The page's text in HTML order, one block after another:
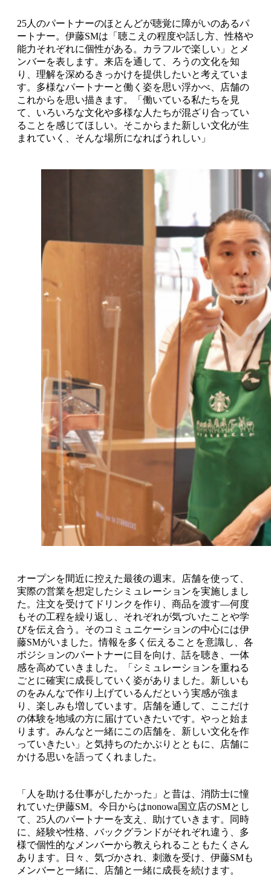
25人のパートナーのほとんどが聴覚に障がいのあるパ
ートナー。伊藤SMは「聴こえの程度や話し方、性格や
能力それぞれに個性がある。カラフルで楽しい」とメ
ンバーを表します。来店を通して、ろうの文化を知
り、理解を深めるきっかけを提供したいと考えていま
す。多様なパートナーと働く姿を思い浮かべ、店舗の
これからを思い描きます。「働いている私たちを見
て、いろいろな文化や多様な人たちが混ざり合ってい
ることを感じてほしい。そこからまた新しい文化が生
まれていく、そんな場所になればうれしい」
オープンを間近に控えた最後の週末。店舗を使って、
実際の営業を想定したシミュレーションを実施しまし
た。注文を受けてドリンクを作り、商品を渡す―何度
もその工程を繰り返し、それぞれが気づいたことや学
びを伝え合う。そのコミュニケーションの中心には伊
藤SMがいました。情報を多く伝えることを意識し、各
ポジションのパートナーに目を向け、話を聴き、一体
感を高めていきました。「シミュレーションを重ねる
ごとに確実に成長していく姿がありました。新しいも
のをみんなで作り上げているんだという実感が強ま
り、楽しみも増しています。店舗を通して、ここだけ
の体験を地域の方に届けていきたいです。やっと始ま
ります。みんなと一緒にこの店舗を、新しい文化を作
っていきたい」と気持ちのたかぶりとともに、店舗に
かける思いを語ってくれました。
「人を助ける仕事がしたかった」と昔は、消防士に憧
れていた伊藤SM。今日からはnonowa国立店のSMとし
て、25人のパートナーを支え、助けていきます。同時
に、経験や性格、バックグランドがそれぞれ違う、多
様で個性的なメンバーから教えられることもたくさん
あります。日々、気づかされ、刺激を受け、伊藤SMも
メンバーと一緒に、店舗と一緒に成長を続けます。